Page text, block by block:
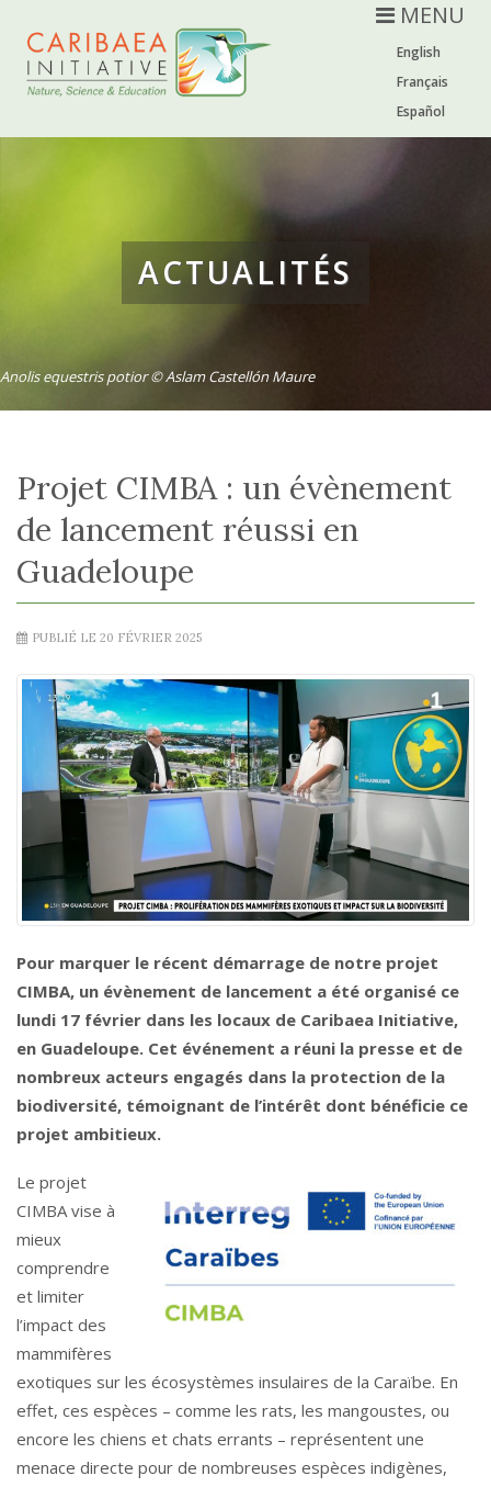
English
Français
Español
MENU
Anolis equestris potior © Aslam Castellón Maure
ACTUALITÉS
Projet CIMBA : un évènement
de lancement réussi en
Guadeloupe
PUBLIÉ LE 20 FÉVRIER 2025
Pour marquer le récent démarrage de notre projet
CIMBA, un évènement de lancement a été organisé ce
lundi 17 février dans les locaux de Caribaea Initiative,
en Guadeloupe. Cet événement a réuni la presse et de
nombreux acteurs engagés dans la protection de la
biodiversité, témoignant de l’intérêt dont bénéficie ce
projet ambitieux.
Le projet
CIMBA vise à
mieux
comprendre
et limiter
l’impact des
mammifères
exotiques sur les écosystèmes insulaires de la Caraïbe. En
effet, ces espèces – comme les rats, les mangoustes, ou
encore les chiens et chats errants – représentent une
menace directe pour de nombreuses espèces indigènes,